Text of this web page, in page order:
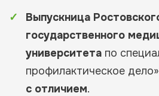
Выпускница
государственного
университета по
профилактическое
с отличием.